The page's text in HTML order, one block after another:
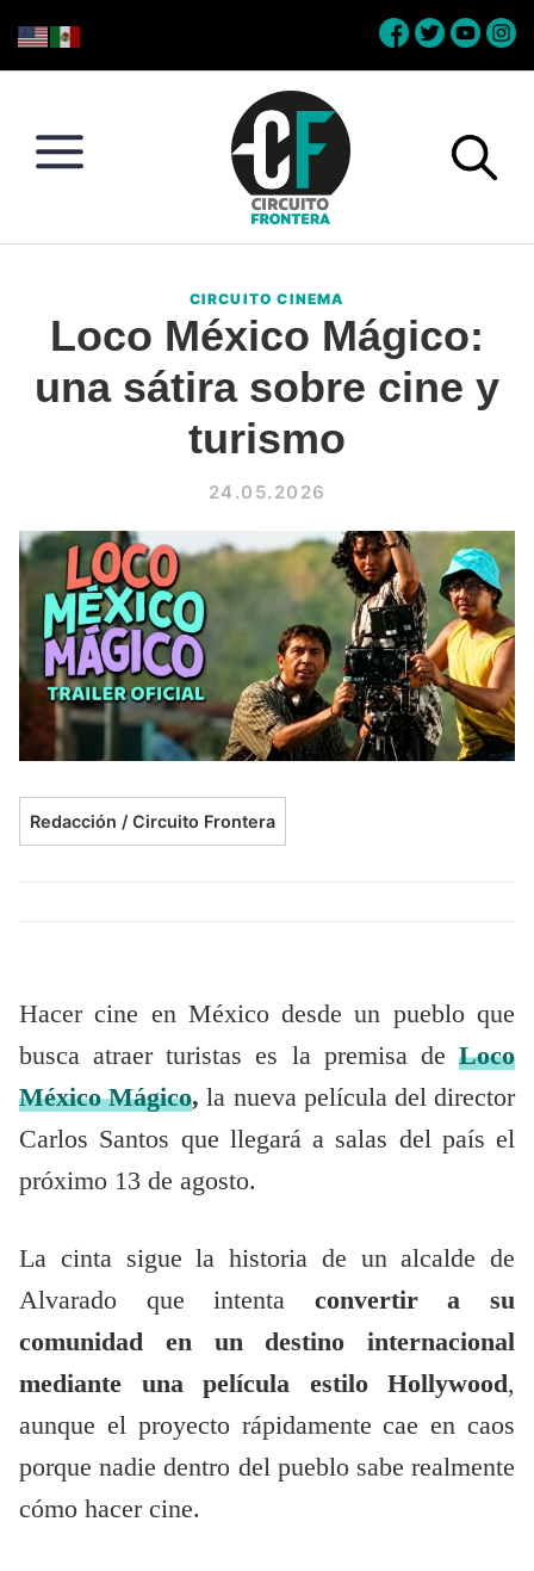
to
to
to
to
Conéctate
la
frontera
CIRCUITO CINEMA
Loco México Mágico:
una sátira sobre cine y
turismo
24.05.2026
Redacción / Circuito Frontera
Hacer cine en México desde un pueblo que
busca atraer turistas es la premisa de Loco
México Mágico, la nueva película del director
Carlos Santos que llegará a salas del país el
próximo 13 de agosto.
La cinta sigue la historia de un alcalde de
Alvarado que intenta convertir a su
comunidad en un destino internacional
mediante una película estilo Hollywood,
aunque el proyecto rápidamente cae en caos
porque nadie dentro del pueblo sabe realmente
cómo hacer cine.